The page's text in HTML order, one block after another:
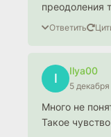
преодоления
Ответить
I
Ilya00
5
Много не
Такое